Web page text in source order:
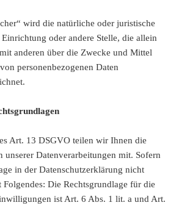
wird die natürliche oder juristische
Einrichtung oder andere Stelle, die allein
anderen über die Zwecke und Mittel
personenbezogenen Daten
Art. 13 DSGVO teilen wir Ihnen die
unserer Datenverarbeitungen mit. Sofern
in der Datenschutzerklärung nicht
Die Rechtsgrundlage für die
ist Art. 6 Abs. 1 lit. a und Art.